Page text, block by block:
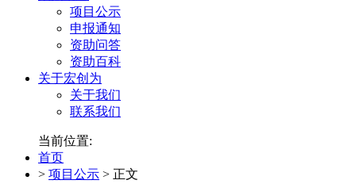
项目公示
申报通知
资助问答
资助百科
关于宏创为
关于我们
联系我们
当前位置:
首页
> 项目公示 > 正文